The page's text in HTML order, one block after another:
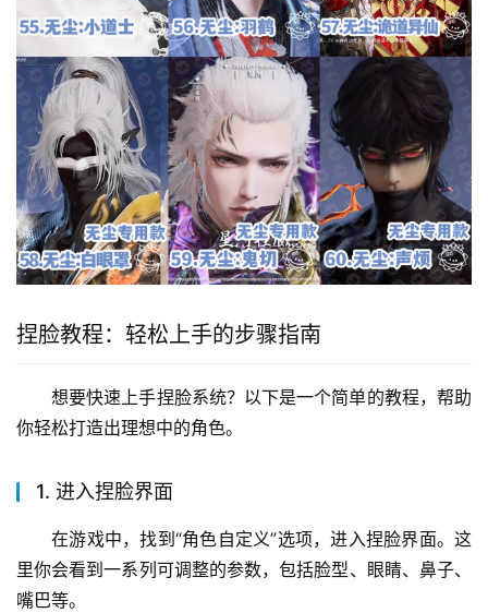
捏脸教程：轻松上手的步骤指南
想要快速上手捏脸系统？以下是一个简单的教程，帮助
你轻松打造出理想中的角色。
1. 进入捏脸界面
在游戏中，找到“角色自定义”选项，进入捏脸界面。这
里你会看到一系列可调整的参数，包括脸型、眼睛、鼻子、
嘴巴等。